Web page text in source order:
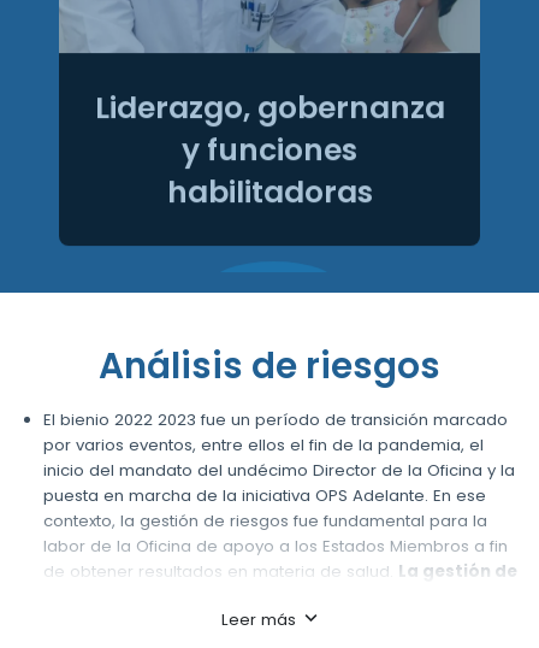
y funciones
habilitadoras
Análisis de riesgos
El bienio 2022 2023 fue un período de transición marcado
por varios eventos, entre ellos el fin de la pandemia, el
inicio del mandato del undécimo Director de la Oficina y la
puesta en marcha de la iniciativa OPS Adelante. En ese
contexto, la gestión de riesgos fue fundamental para la
labor de la Oficina de apoyo a los Estados Miembros a fin
de obtener resultados en materia de salud. La gestión de
enfoque de la Organización centrado en los países y a
Leer más